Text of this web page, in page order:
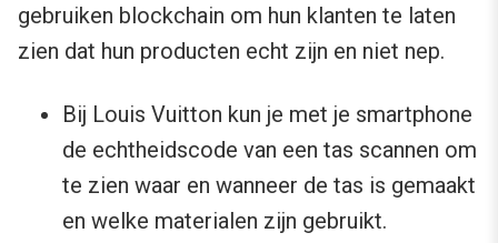
gebruiken blockchain om hun klanten te laten
zien dat hun producten echt zijn en niet nep.
Bij Louis Vuitton kun je met je smartphone
de echtheidscode van een tas scannen om
te zien waar en wanneer de tas is gemaakt
en welke materialen zijn gebruikt.